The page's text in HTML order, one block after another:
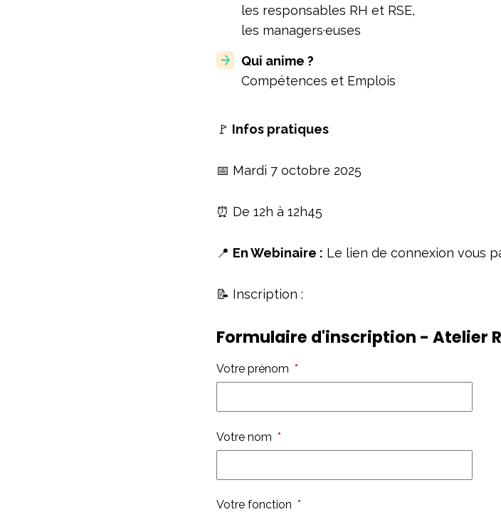
les responsables RH et RSE,
les managers·euses
Qui anime ?
Compétences et Emplois
🚩 Infos pratiques
📅 Mardi 7 octobre 2025
⏰ De 12h à 12h45
📍 En Webinaire : Le lien de connexion vous
📝 Inscription :
Formulaire d'inscription - Atelier
Votre prénom *
Votre nom *
Votre fonction *